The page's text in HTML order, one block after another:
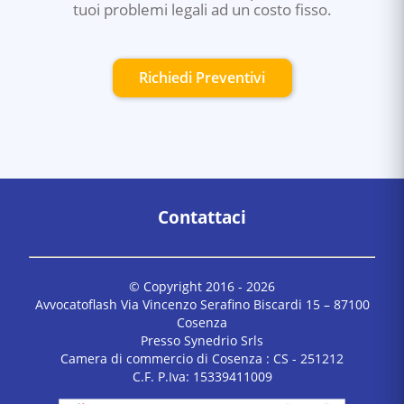
tuoi problemi legali ad un costo fisso.
Richiedi Preventivi
Contattaci
© Copyright 2016 - 2026
Avvocatoflash Via Vincenzo Serafino Biscardi 15 – 87100
Cosenza
Presso Synedrio Srls
Camera di commercio di Cosenza : CS - 251212
C.F. P.Iva: 15339411009